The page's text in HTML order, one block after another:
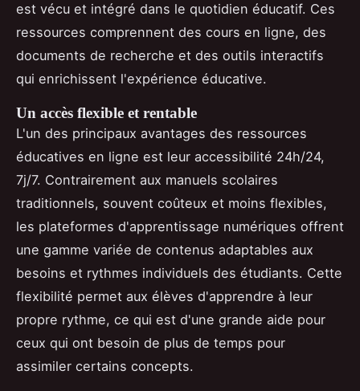
est vécu et intégré dans le quotidien éducatif. Ces
ressources comprennent des cours en ligne, des
documents de recherche et des outils interactifs
qui enrichissent l'expérience éducative.
Un accès flexible et rentable
L'un des principaux avantages des ressources
éducatives en ligne est leur accessibilité 24h/24,
7j/7. Contrairement aux manuels scolaires
traditionnels, souvent coûteux et moins flexibles,
les plateformes d'apprentissage numériques offrent
une gamme variée de contenus adaptables aux
besoins et rythmes individuels des étudiants. Cette
flexibilité permet aux élèves d'apprendre à leur
propre rythme, ce qui est d'une grande aide pour
ceux qui ont besoin de plus de temps pour
assimiler certains concepts.